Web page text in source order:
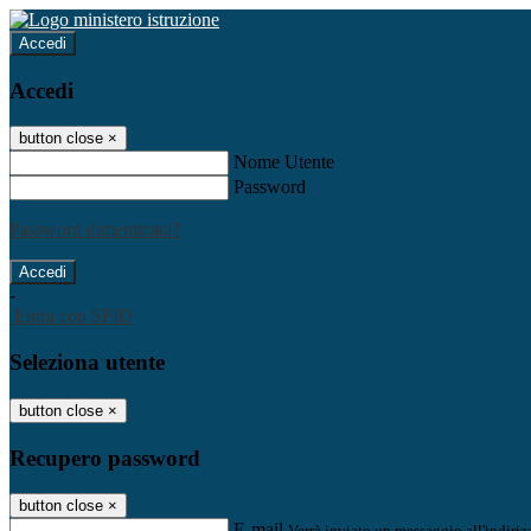
Accedi
Accedi
button close ×
Nome Utente
Password
Password dimenticata?
-
Entra con SPID
Seleziona utente
button close ×
Recupero password
button close ×